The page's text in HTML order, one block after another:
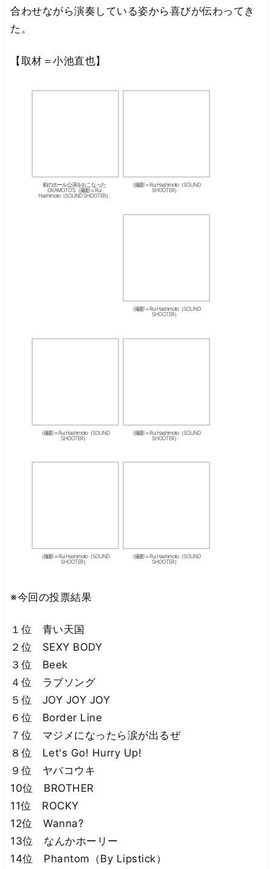
合わせながら演奏している姿から喜びが伝わってき
た。
【取材＝小池直也】
初のホール公演をおこなった
OKAMOTO’S（撮影＝Rui
Hashimoto（SOUND SHOOTER）
（撮影＝Rui Hashimoto（SOUND
SHOOTER）
（撮影＝Rui Hashimoto（SOUND
SHOOTER）
（撮影＝Rui Hashimoto（SOUND
SHOOTER）
（撮影＝Rui Hashimoto（SOUND
SHOOTER）
（撮影＝Rui Hashimoto（SOUND
SHOOTER）
（撮影＝Rui Hashimoto（SOUND
SHOOTER）
※今回の投票結果
１位 青い天国
２位 SEXY BODY
３位 Beek
４位 ラブソング
５位 JOY JOY JOY
６位 Border Line
７位 マジメになったら涙が出るぜ
８位 Let's Go! Hurry Up!
９位 ヤバコウキ
10位 BROTHER
11位 ROCKY
12位 Wanna?
13位 なんかホーリー
14位 Phantom（By Lipstick）